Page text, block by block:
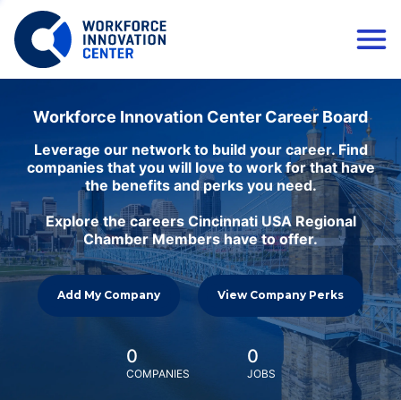
Workforce Innovation Center Career Board
Leverage our network to build your career. Find
companies that you will love to work for that have
the benefits and perks you need.
Explore the careers Cincinnati USA Regional
Chamber Members have to offer.
Add My Company View Company Perks
0
COMPANIES
0
JOBS